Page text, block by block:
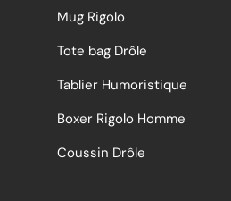
Mug Rigolo
Tote bag Drôle
Tablier Humoristique
Boxer Rigolo Homme
Coussin Drôle